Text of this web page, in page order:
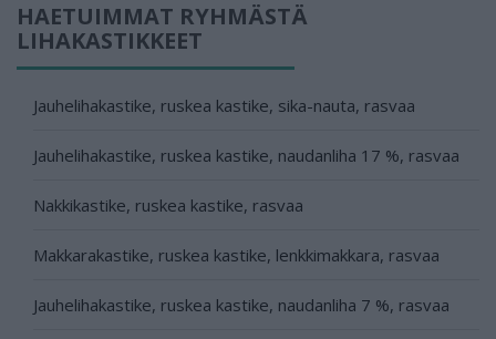
HAETUIMMAT RYHMÄSTÄ
LIHAKASTIKKEET
Jauhelihakastike, ruskea kastike, sika-nauta, rasvaa
Jauhelihakastike, ruskea kastike, naudanliha 17 %, rasvaa
Nakkikastike, ruskea kastike, rasvaa
Makkarakastike, ruskea kastike, lenkkimakkara, rasvaa
Jauhelihakastike, ruskea kastike, naudanliha 7 %, rasvaa